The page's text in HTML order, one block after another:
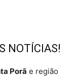
NOTÍCIAS!
Porã e região